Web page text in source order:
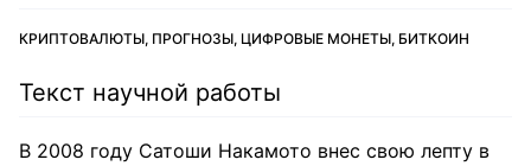
КРИПТОВАЛЮТЫ, ПРОГНОЗЫ, ЦИФРОВЫЕ МОНЕТЫ, БИТКОИН
Текст научной работы
В 2008 году Сатоши Накамото внес свою лепту в